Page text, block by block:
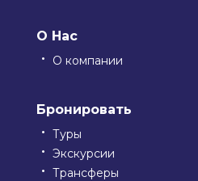
О Нас
О компании
Бронировать
Туры
Экскурсии
Трансферы